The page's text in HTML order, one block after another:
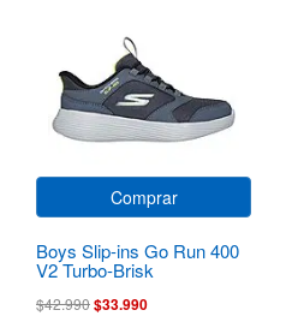
Comprar
Boys Slip-ins Go Run 400
V2 Turbo-Brisk
$42.990$33.990